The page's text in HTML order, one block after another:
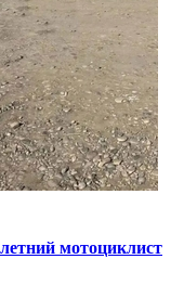
мотоциклист